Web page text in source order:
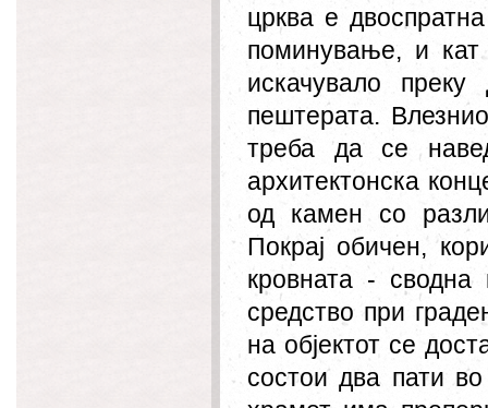
црква е
поминување, и кат
искачувало
пештерата.
треба да се
архитектонска
од камен со
Покрај обичен,
кровната - сводна
средство при
на објектот се
состои два пати